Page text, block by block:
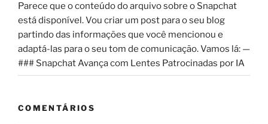
Parece que o conteúdo do arquivo sobre o Snapchat
está disponível. Vou criar um post para o seu blog
partindo das informações que você mencionou e
adaptá-las para o seu tom de comunicação. Vamos lá: —
### Snapchat Avança com Lentes Patrocinadas por IA
COMENTÁRIOS